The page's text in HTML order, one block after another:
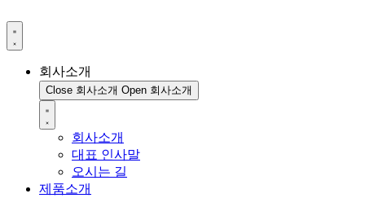
회사소개
Close 회사소개 Open 회사소개
회사소개
대표 인사말
오시는 길
제품소개